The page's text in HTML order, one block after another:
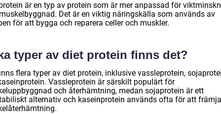
är en typ av protein som är mer anpassad för
Det är en viktig näringskälla som används av
för att bygga och reparera celler och muskler.
typer av diet protein finns det?
flera typer av diet protein, inklusive vassleprotein,
Vassleprotein är särskilt populärt för
och återhämtning, medan sojaprotein är ett
alternativ och kaseinprotein används ofta för att främja